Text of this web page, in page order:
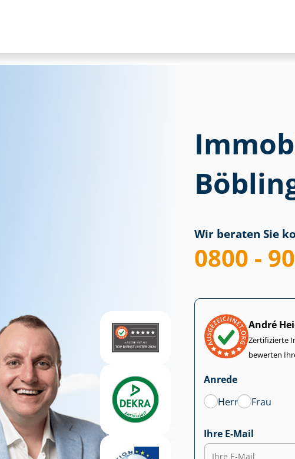
Wir beraten Sie
0800 -
André
Zertifizierte
bewerten
Anrede
Herr
Frau
Ihre E-Mail